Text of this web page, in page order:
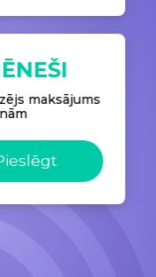
maksājums